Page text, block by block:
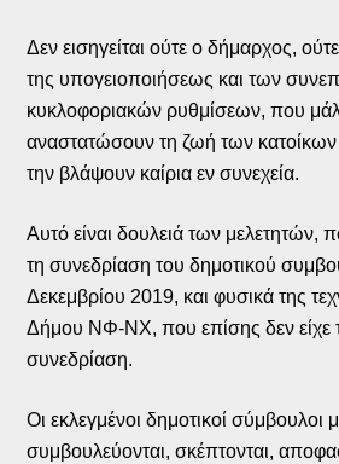
Δεν εισηγείται ούτε ο δήμαρχος,
της υπογειοποιήσεως και των
κυκλοφοριακών ρυθμίσεων, που
αναστατώσουν τη ζωή των κατοίκων
την βλάψουν καίρια εν συνεχεία.
Αυτό είναι δουλειά των
τη συνεδρίαση του δημοτικού
Δεκεμβρίου 2019, και φυσικά της
Δήμου ΝΦ-ΝΧ, που επίσης δεν είχε
συνεδρίαση.
Οι εκλεγμένοι δημοτικοί σύμβουλοι
συμβουλεύονται, σκέπτονται,